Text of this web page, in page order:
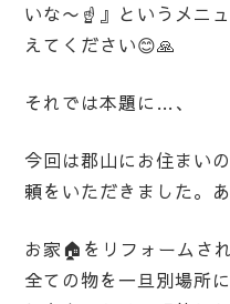
いな〜☝️』というメニ
えてください😊🙏
それでは本題に…、
今回は郡山にお住まい
頼をいただきました。
お家🏠をリフォームさ
全ての物を一旦別場所